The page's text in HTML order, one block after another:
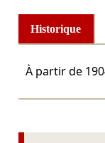
Historique
À partir de